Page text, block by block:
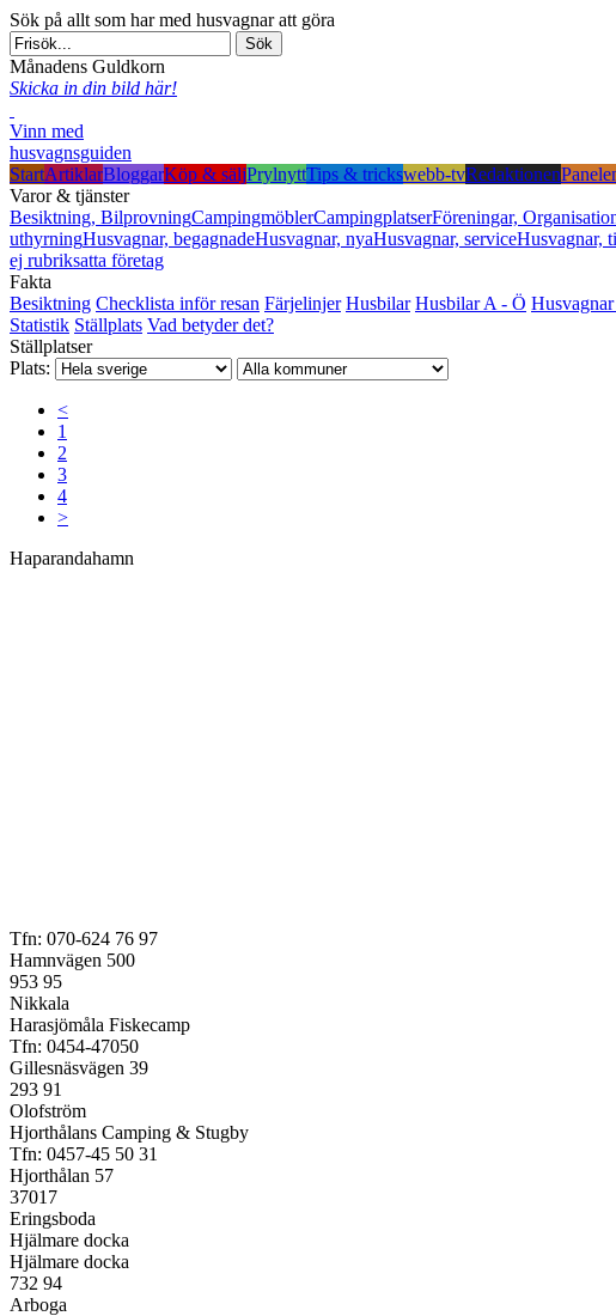
Sök på allt som har med husvagnar att göra
Månadens Guldkorn
Skicka in din bild här!
Vinn med
husvagnsguiden
StartArtiklarBloggarKöp & säljPrylnyttTips & trickswebb-tvRedaktionen
Varor & tjänster
Besiktning, BilprovningCampingmöblerCampingplatserFöreningar,
uthyrningHusvagnar, begagnadeHusvagnar, nyaHusvagnar, serviceHusvagnar,
ej rubriksatta företag
Fakta
Besiktning Checklista inför resan Färjelinjer Husbilar Husbilar A - Ö
Statistik Ställplats Vad betyder det?
Ställplatser
Plats:
<
1
2
3
4
>
Haparandahamn
Tfn: 070-624 76 97
Hamnvägen 500
953 95
Nikkala
Harasjömåla Fiskecamp
Tfn: 0454-47050
Gillesnäsvägen 39
293 91
Olofström
Hjorthålans Camping & Stugby
Tfn: 0457-45 50 31
Hjorthålan 57
37017
Eringsboda
Hjälmare docka
Hjälmare docka
732 94
Arboga